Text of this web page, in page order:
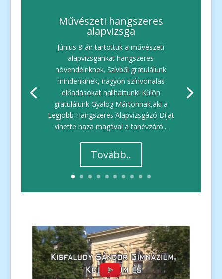
Művészeti hangszeres
alapvizsga
Június 8-án tartottuk a művészeti
alapvizsgánkat hangszeres
növendéinknek. Szívből gratulálunk
mindenkinek, nagyon színvonalas
előadásokat hallhattunk! Külön
gratulálunk Gyalog Mártonnak,aki a
Legjobb Hangszeres Alapvizsgázó Díjat
vihette haza magával a tanévzáró...
Tovább..